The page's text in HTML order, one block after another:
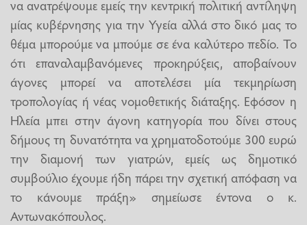
να ανατρέψουμε εμείς την κεντρική πολιτική αντίληψη
μίας κυβέρνησης για την Υγεία αλλά στο δικό μας το
θέμα μπορούμε να μπούμε σε ένα καλύτερο πεδίο. Το
ότι επαναλαμβανόμενες προκηρύξεις, αποβαίνουν
άγονες μπορεί να αποτελέσει μία τεκμηρίωση
τροπολογίας ή νέας νομοθετικής διάταξης. Εφόσον η
Ηλεία μπει στην άγονη κατηγορία που δίνει στους
δήμους τη δυνατότητα να χρηματοδοτούμε 300 ευρώ
την διαμονή των γιατρών, εμείς ως δημοτικό
συμβούλιο έχουμε ήδη πάρει την σχετική απόφαση να
το κάνουμε πράξη» σημείωσε έντονα ο κ.
Αντωνακόπουλος.